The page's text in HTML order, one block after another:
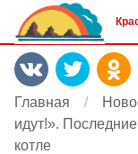
Главная
идут!».
котле